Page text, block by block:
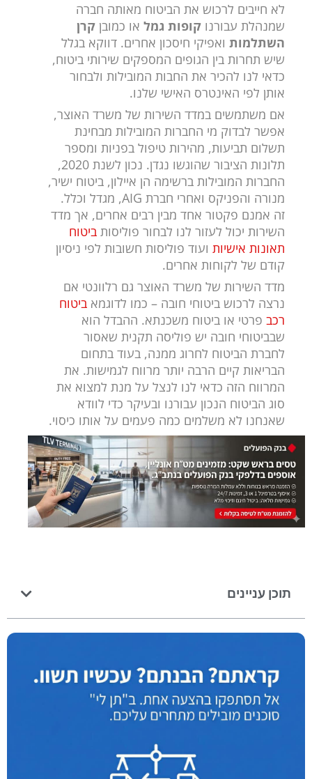
לא חייבים לרכוש את הביטוח מאותה חברה
שמנהלת עבורנו קופות גמלאו כמובן קרן
השתלמותואפיקי חיסכון אחרים. דווקא בגלל
שיש תחרות בין הגופים המספקים שירותי ביטוח,
כדאי לנו להכיר את החבות המובילות ולבחור
אותן לפי האינטרס האישי שלנו.
אם משתמשים במדד השירות של משרד האוצר,
אפשר לבדוק מי החברות המובילות מבחינת
תשלום תביעות, מהירות טיפול בפניות ומספר
תלונות הציבור שהוגשו נגדן. נכון לשנת 2020,
החברות המובילות ברשימה הן איילון, ביטוח ישיר,
מנורה והפניקס ואחרי חברת AIG, מגדל וכלל.
זה אמנם פקטור אחד מבין רבים אחרים, אך מדד
השירות יכול לעזור לנו לבחור פוליסות ביטוח
תאונות אישיותועוד פוליסות חשובות לפי ניסיון
קודם של לקוחות אחרים.
מדד השירות של משרד האוצר גם רלוונטי אם
נרצה לרכוש ביטוחי חובה – כמו לדוגמא ביטוח
רכבפרטי או ביטוח משכנתא. ההבדל הוא
שבביטוחי חובה יש פוליסה תקנית שאסור
לחברת הביטוח לחרוג ממנה, בעוד בתחום
הבריאות קיים הרבה יותר מרווח לגמישות. את
המרווח הזה כדאי לנו לנצל על מנת למצוא את
סוג הביטוח הנכון עבורנו ובעיקר כדי לוודא
שאנחנו לא משלמים כמה פעמים על אותו כיסוי.
תוכן עניינים